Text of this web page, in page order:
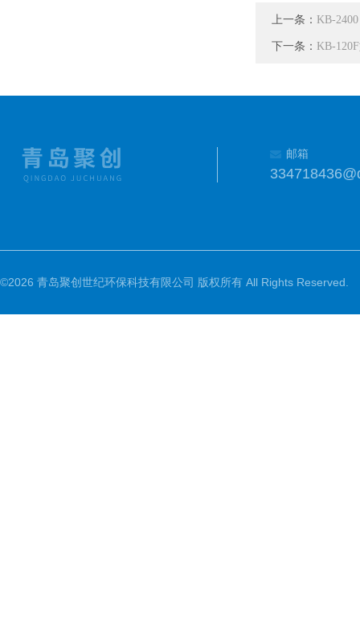
上一条： KB-
下一条： KB-
邮箱
©2026 青岛聚创世纪环保科技有限公司 版权所有 All Rights Reserved.